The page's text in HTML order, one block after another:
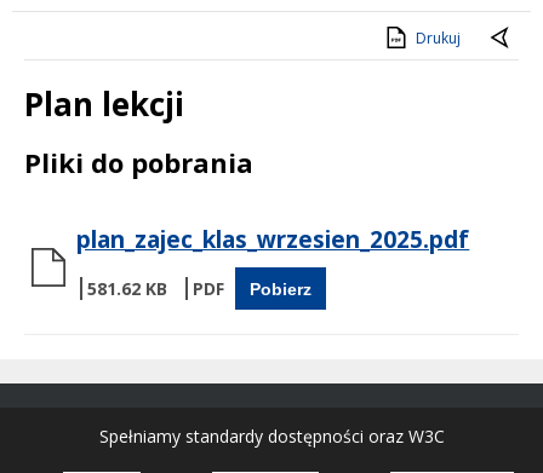
Drukuj
Plan lekcji
Treść
Pliki do pobrania
plan_zajec_klas_wrzesien_2025.pdf
581.62 KB Pobierz
Spełniamy standardy dostępności oraz W3C